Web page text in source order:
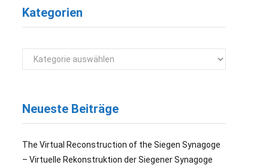
Kategorien
Kategorien
Neueste Beiträge
The Virtual Reconstruction of the Siegen Synagoge
– Virtuelle Rekonstruktion der Siegener Synagoge